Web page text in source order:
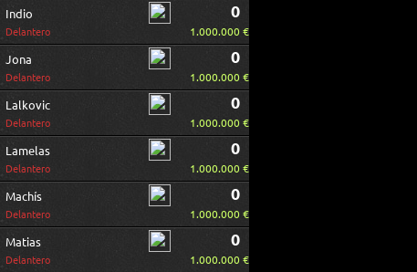
Indio
Delantero
0
1.000.000 €
Jona
Delantero
0
1.000.000 €
Lalkovic
Delantero
0
1.000.000 €
Lamelas
Delantero
0
1.000.000 €
Machís
Delantero
0
1.000.000 €
Matias
Delantero
0
1.000.000 €